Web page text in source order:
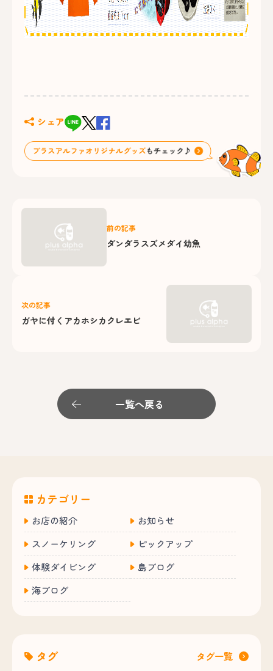
シェア
前の記事
ダンダラスズメダイ幼魚
次の記事
ガヤに付くアカホシカクレエビ
一覧へ戻る
カテゴリー
お店の紹介
お知らせ
スノーケリング
ピックアップ
体験ダイビング
島ブログ
海ブログ
タグ タグ一覧